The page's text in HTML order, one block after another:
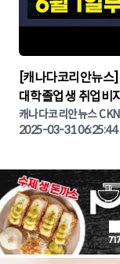
▶
[캐나다코리안뉴스
대학졸업생 취업비
스 |
캐나다코리안뉴스
2025-03-31 06:25:44